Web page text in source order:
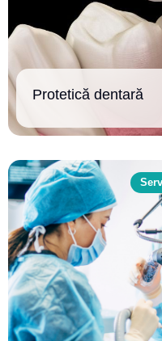
Protetică dentară